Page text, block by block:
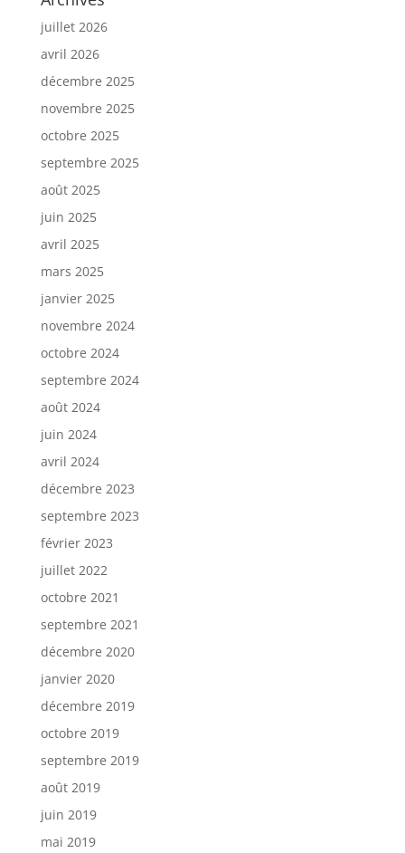
juillet 2026
avril 2026
décembre 2025
novembre 2025
octobre 2025
septembre 2025
août 2025
juin 2025
avril 2025
mars 2025
janvier 2025
novembre 2024
octobre 2024
septembre 2024
août 2024
juin 2024
avril 2024
décembre 2023
septembre 2023
février 2023
juillet 2022
octobre 2021
septembre 2021
décembre 2020
janvier 2020
décembre 2019
octobre 2019
septembre 2019
août 2019
juin 2019
mai 2019